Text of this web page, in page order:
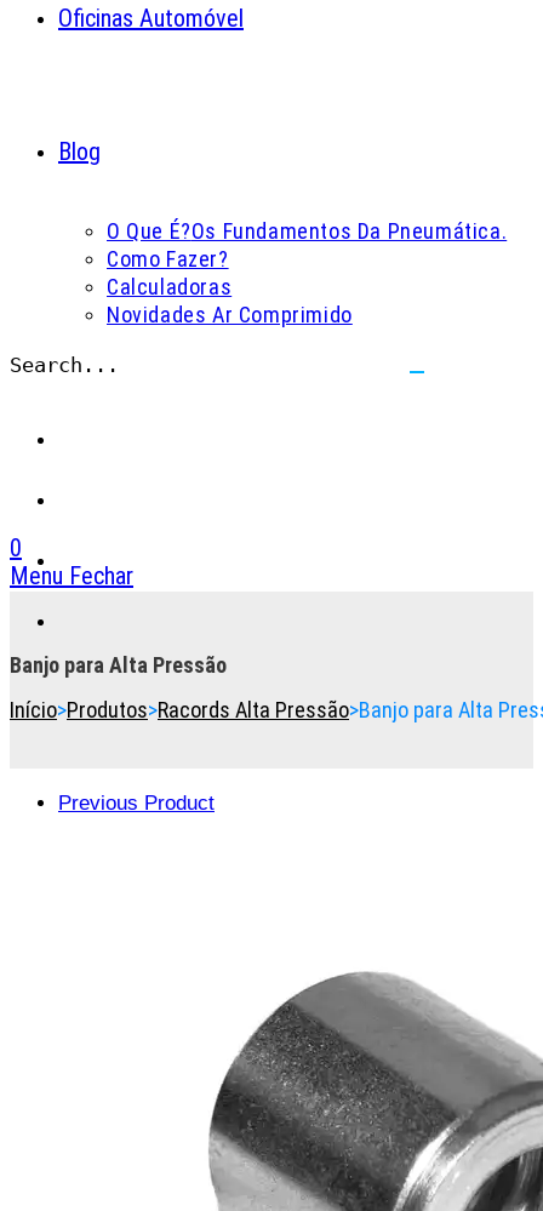
Oficinas Automóvel
Blog
O Que É?Os Fundamentos Da Pneumática.
Como Fazer?
Calculadoras
Novidades Ar Comprimido
Search...
0
Menu Fechar
button
expand
Banjo para Alta Pressão
Início>Produtos>Racords Alta Pressão>Banjo para Alta
Previous Product